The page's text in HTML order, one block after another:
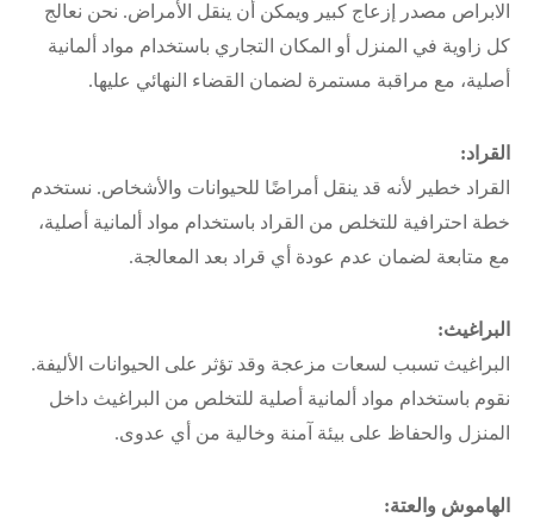
الابراص مصدر إزعاج كبير ويمكن أن ينقل الأمراض. نحن نعالج
كل زاوية في المنزل أو المكان التجاري باستخدام مواد ألمانية
أصلية، مع مراقبة مستمرة لضمان القضاء النهائي عليها.
القراد:
القراد خطير لأنه قد ينقل أمراضًا للحيوانات والأشخاص. نستخدم
خطة احترافية للتخلص من القراد باستخدام مواد ألمانية أصلية،
مع متابعة لضمان عدم عودة أي قراد بعد المعالجة.
البراغيث:
البراغيث تسبب لسعات مزعجة وقد تؤثر على الحيوانات الأليفة.
نقوم باستخدام مواد ألمانية أصلية للتخلص من البراغيث داخل
المنزل والحفاظ على بيئة آمنة وخالية من أي عدوى.
الهاموش والعتة: